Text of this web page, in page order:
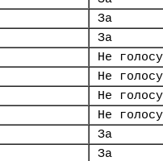
За
За
Не
Не
Не
Не
За
За